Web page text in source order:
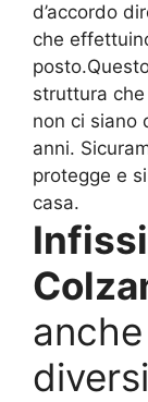
d’accordo
che
struttura
non ci siano
anni.
protegge e
casa.